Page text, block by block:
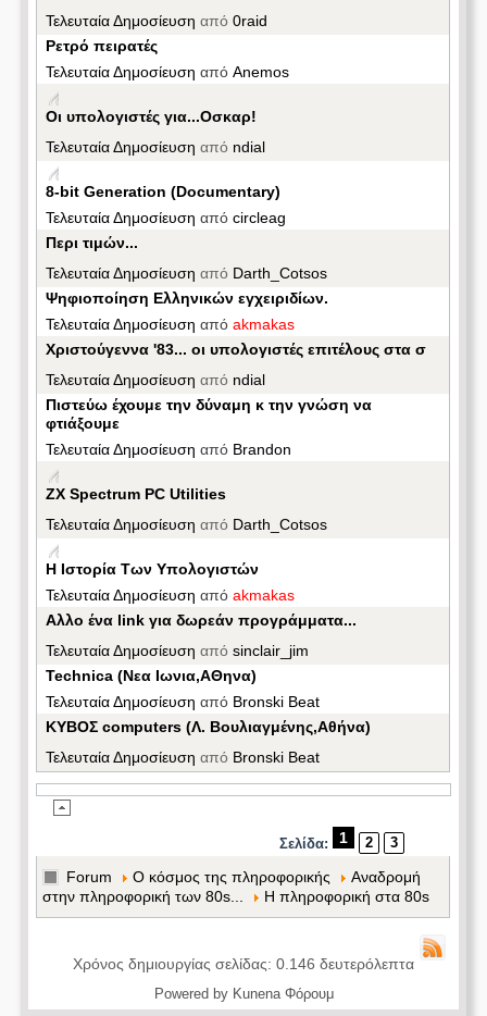
Τελευταία Δημοσίευση από0raid
Ρετρό πειρατές
Τελευταία Δημοσίευση απόAnemos
Οι υπολογιστές για...Οσκαρ!
Τελευταία Δημοσίευση από ndial
8-bit Generation (Documentary)
Τελευταία Δημοσίευση απόcircleag
Περι τιμών...
Τελευταία Δημοσίευση από Darth_Cotsos
Ψηφιοποίηση Ελληνικών εγχειριδίων.
Τελευταία Δημοσίευση απόakmakas
Χριστούγεννα '83... οι υπολογιστές επιτέλους στα σ
Τελευταία Δημοσίευση από ndial
Πιστεύω έχουμε την δύναμη κ την γνώση να
φτιάξουμε
Τελευταία Δημοσίευση από Brandon
ZX Spectrum PC Utilities
Τελευταία Δημοσίευση από Darth_Cotsos
Η Ιστορία Των Υπολογιστών
Τελευταία Δημοσίευση απόakmakas
Aλλο ένα link για δωρεάν προγράμματα...
Τελευταία Δημοσίευση απόsinclair_jim
Technica (Νεα Ιωνια,ΑΘηνα)
Τελευταία Δημοσίευση από Bronski Beat
ΚΥΒΟΣ computers (Λ. Βουλιαγμένης,Αθήνα)
Τελευταία Δημοσίευση από Bronski Beat
Σελίδα: 1 2 3
Forum Ο κόσμος της πληροφορικής
Αναδρομή
στην πληροφορική των 80s...
Η πληροφορική στα 80s
Χρόνος δημιουργίας σελίδας: 0.146 δευτερόλεπτα
Powered by Kunena Φόρουμ